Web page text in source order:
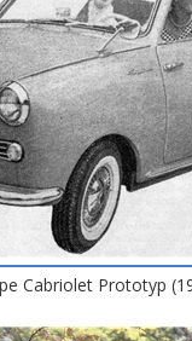
Cabriolet Prototyp